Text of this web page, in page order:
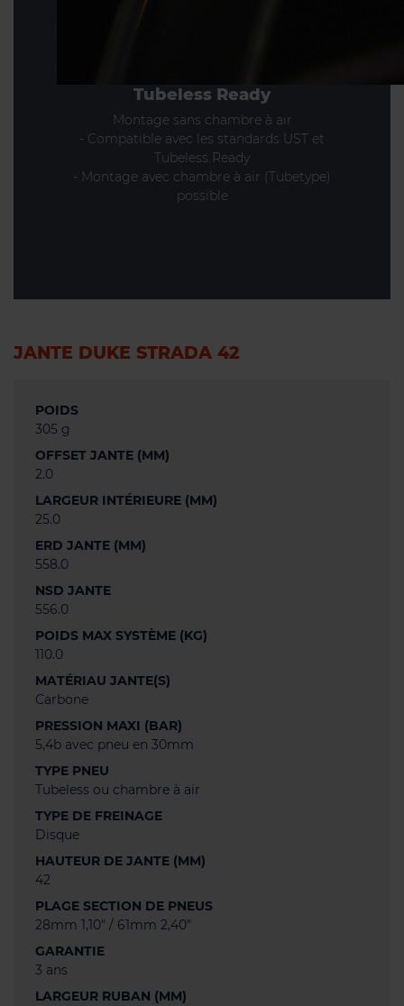
Tubeless Ready
Montage sans chambre à air
- Compatible avec les standards UST et
Tubeless Ready
- Montage avec chambre à air (Tubetype)
possible
JANTE DUKE STRADA 42
POIDS
305 g
OFFSET JANTE (MM)
2.0
LARGEUR INTÉRIEURE (MM)
25.0
ERD JANTE (MM)
558.0
NSD JANTE
556.0
POIDS MAX SYSTÈME (KG)
110.0
MATÉRIAU JANTE(S)
Carbone
PRESSION MAXI (BAR)
5,4b avec pneu en 30mm
TYPE PNEU
Tubeless ou chambre à air
TYPE DE FREINAGE
Disque
HAUTEUR DE JANTE (MM)
42
PLAGE SECTION DE PNEUS
28mm 1,10" / 61mm 2,40"
GARANTIE
3 ans
LARGEUR RUBAN (MM)